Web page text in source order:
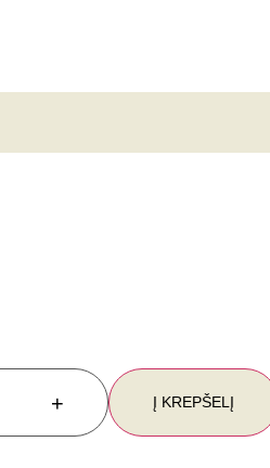
+ Į KREPŠELĮ